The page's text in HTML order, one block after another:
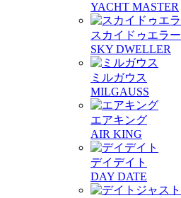
YACHT MASTER
スカイドゥエラー
SKY DWELLER
ミルガウス
MILGAUSS
エアキング
AIR KING
デイデイト
DAY DATE